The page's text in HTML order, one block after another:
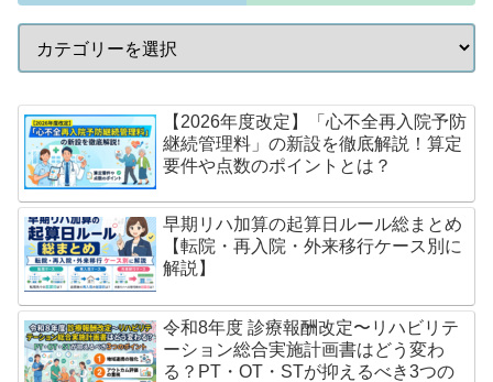
【2026年度改定】「心不全再入院予防
継続管理料」の新設を徹底解説！算定
要件や点数のポイントとは？
早期リハ加算の起算日ルール総まとめ
【転院・再入院・外来移行ケース別に
解説】
令和8年度 診療報酬改定〜リハビリテ
ーション総合実施計画書はどう変わ
る？PT・OT・STが抑えるべき3つの